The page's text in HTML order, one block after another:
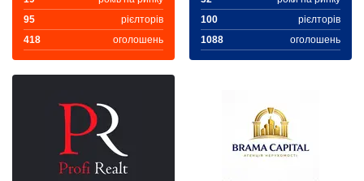
95
рієлторів
418
оголошень
100
рієлторів
1088
оголошень